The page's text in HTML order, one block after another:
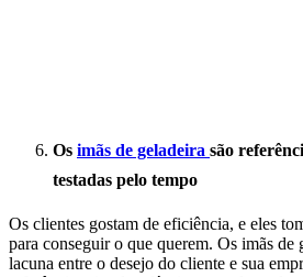
Os imãs de geladeira são
testadas pelo tempo
Os clientes gostam de eficiência, e eles
para conseguir o que querem. Os imãs de
lacuna entre o desejo do cliente e sua